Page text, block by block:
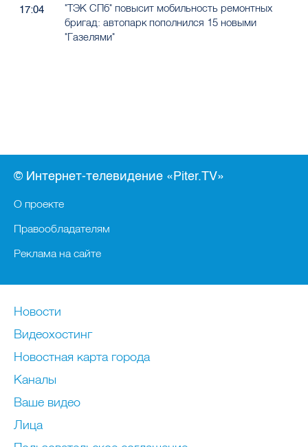
17:04
"ТЭК СПб" повысит мобильность ремонтных
бригад: автопарк пополнился 15 новыми
"Газелями"
© Интернет-телевидение «Piter.TV»
О проекте
Правообладателям
Реклама на сайте
Новости
Видеохостинг
Новостная карта города
Каналы
Ваше видео
Лица